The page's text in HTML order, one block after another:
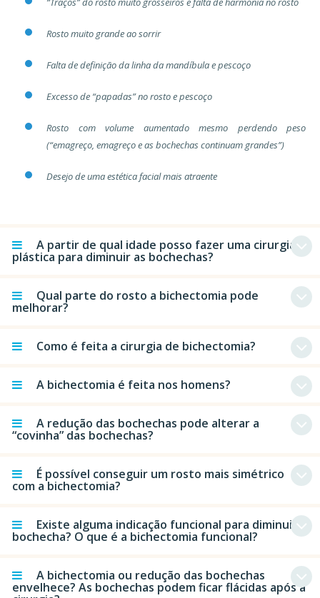
Rosto muito grande ao sorrir
Falta de definição da linha da mandíbula e pescoço
Excesso de “papadas” no rosto e pescoço
Rosto com volume aumentado mesmo perdendo peso
(“emagreço, emagreço e as bochechas continuam grandes”)
Desejo de uma estética facial mais atraente
A partir de qual idade posso fazer uma cirurgia
plástica para diminuir as bochechas?
Qual parte do rosto a bichectomia pode
melhorar?
Como é feita a cirurgia de bichectomia?
A bichectomia é feita nos homens?
A redução das bochechas pode alterar a
“covinha” das bochechas?
É possível conseguir um rosto mais simétrico
com a bichectomia?
Existe alguma indicação funcional para diminuir a
bochecha? O que é a bichectomia funcional?
A bichectomia ou redução das bochechas
envelhece? As bochechas podem ficar flácidas após a